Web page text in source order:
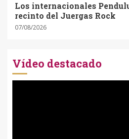
Los internacionales
recinto del Juergas Rock
07/08/2026
Vídeo destacado